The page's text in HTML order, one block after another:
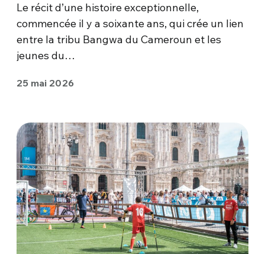
Le récit d’une histoire exceptionnelle,
commencée il y a soixante ans, qui crée un lien
entre la tribu Bangwa du Cameroun et les
jeunes du…
25 mai 2026